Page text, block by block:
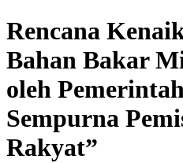
Rencana
Bahan Bakar
oleh
Sempurna
Rakyat”